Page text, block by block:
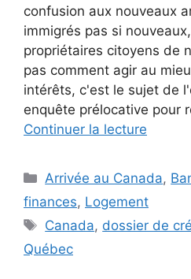
confusion aux nouveaux
immigrés pas si
propriétaires citoyens de
pas comment agir au
intérêts, c'est le sujet de
enquête prélocative pour
Continuer la lecture
Catégories
Arrivée au Canada,
finances, Logement
Étiquettes
Canada, dossier de
Québec